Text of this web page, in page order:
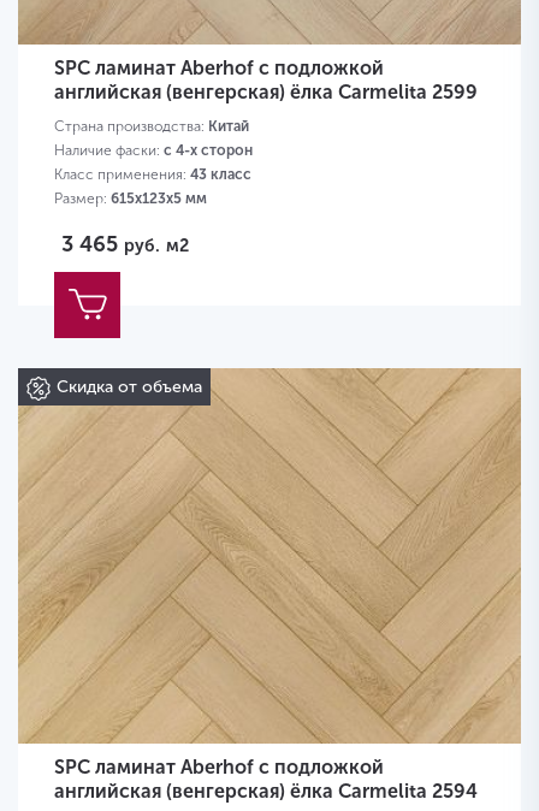
SPC ламинат Aberhof с подложкой
английская (венгерская) ёлка Carmelita 2599
Страна производства: Китай
Наличие фаски: с 4-х сторон
Класс применения: 43 класс
Размер: 615х123х5 мм
3 465 руб. м2
Скидка от объема
SPC ламинат Aberhof с подложкой
английская (венгерская) ёлка Carmelita 2594